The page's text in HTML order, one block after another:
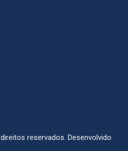
reservados. Desenvolvido